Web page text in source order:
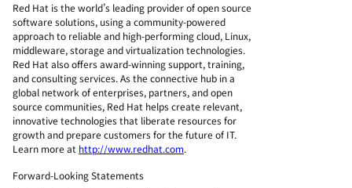
Red Hat is the world’s leading provider of open source
software solutions, using a community-powered
approach to reliable and high-performing cloud, Linux,
middleware, storage and virtualization technologies.
Red Hat also offers award-winning support, training,
and consulting services. As the connective hub in a
global network of enterprises, partners, and open
source communities, Red Hat helps create relevant,
innovative technologies that liberate resources for
growth and prepare customers for the future of IT.
Learn more at http://www.redhat.com.
Forward-Looking Statements